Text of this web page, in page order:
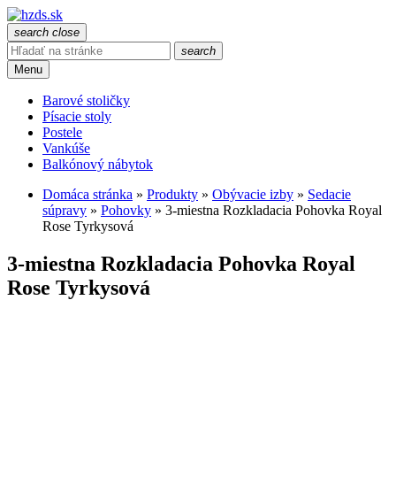
search close
search
Menu
Barové stoličky
Písacie stoly
Postele
Vankúše
Balkónový nábytok
Domáca stránka » Produkty » Obývacie izby » Sedacie
súpravy » Pohovky » 3-miestna Rozkladacia Pohovka Royal
Rose Tyrkysová
3-miestna Rozkladacia Pohovka Royal
Rose Tyrkysová